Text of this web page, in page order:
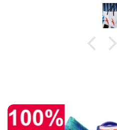
festen Material. Der
nach Meerwasser,
zusammen mit den